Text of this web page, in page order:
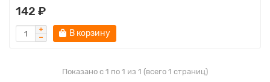
142 ₽
В корзину
Показано с 1 по 1 из 1 (всего 1 страниц)